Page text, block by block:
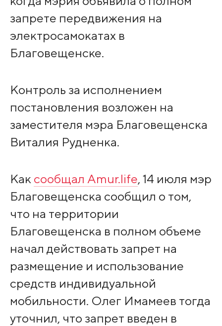
запрете передвижения на
электросамокатах в
Благовещенске.
Контроль за исполнением
постановления возложен на
заместителя мэра Благовещенска
Виталия Рудненка.
Как сообщал Amur.life, 14 июля мэр
Благовещенска сообщил о том,
что на территории
Благовещенска в полном объеме
начал действовать запрет на
размещение и использование
средств индивидуальной
мобильности. Олег Имамеев тогда
уточнил, что запрет введен в